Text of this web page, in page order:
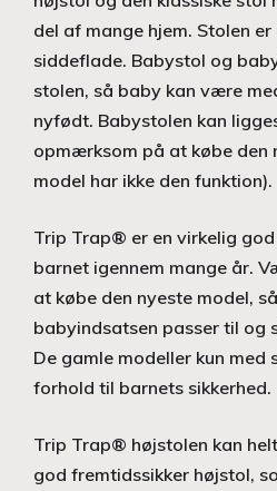
del af mange hjem. Stolen
siddeflade. Babystol og
stolen, så baby kan være
nyfødt. Babystolen kan
opmærksom på at købe den
model har ikke den funktion).
Trip Trap® er en virkelig
barnet igennem mange år.
at købe den nyeste model,
babyindsatsen passer til og
De gamle modeller kun med
forhold til barnets sikkerhed.
Trip Trap® højstolen kan
god fremtidssikker højstol,